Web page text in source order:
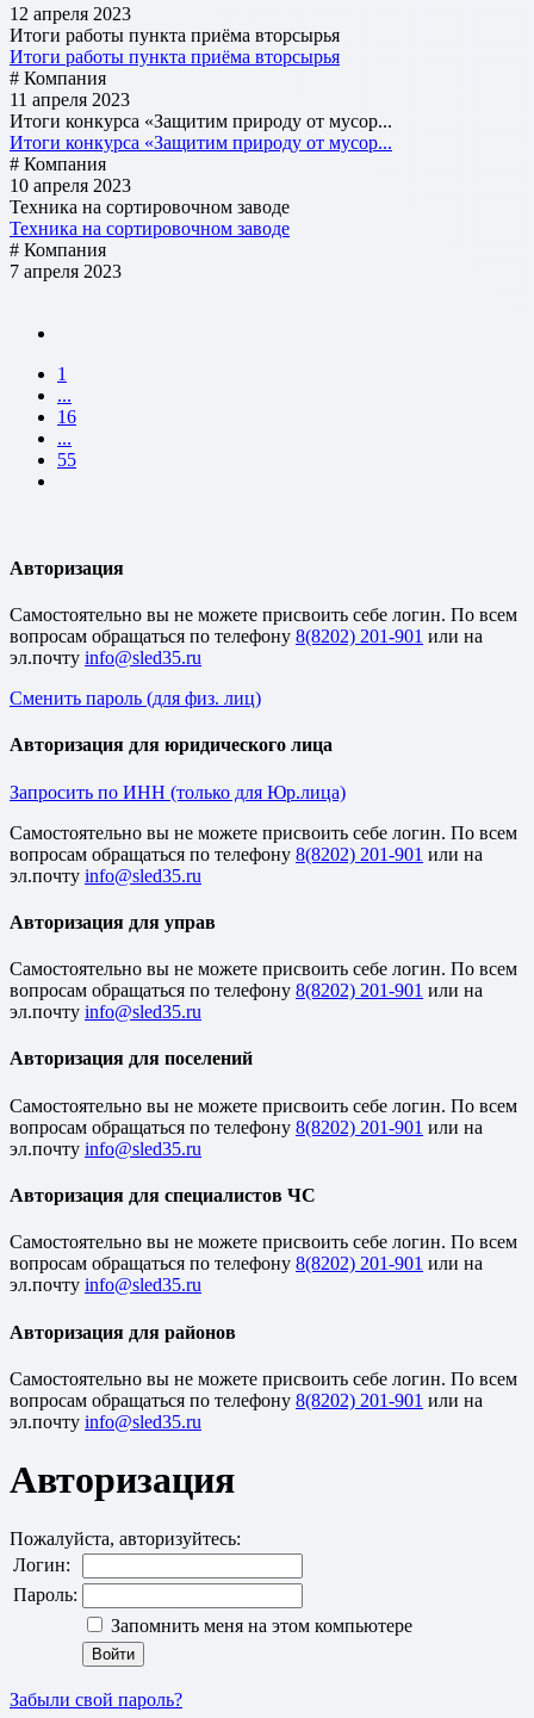
12 апреля 2023
Итоги работы пункта приёма вторсырья
Итоги работы пункта приёма вторсырья
# Компания
11 апреля 2023
Итоги конкурса «Защитим природу от мусор...
Итоги конкурса «Защитим природу от мусор...
# Компания
10 апреля 2023
Техника на сортировочном заводе
Техника на сортировочном заводе
# Компания
7 апреля 2023
1
...
16
...
55
Авторизация
Cамостоятельно вы не можете присвоить себе логин. По всем
вопросам обращаться по телефону 8(8202) 201-901 или на
эл.почту
Сменить пароль (для физ. лиц)
Авторизация для юридического лица
Запросить по ИНН (только для Юр.лица)
Cамостоятельно вы не можете присвоить себе логин. По всем
вопросам обращаться по телефону 8(8202) 201-901 или на
эл.почту
Авторизация для управ
Cамостоятельно вы не можете присвоить себе логин. По всем
вопросам обращаться по телефону 8(8202) 201-901 или на
эл.почту
Авторизация для поселений
Cамостоятельно вы не можете присвоить себе логин. По всем
вопросам обращаться по телефону 8(8202) 201-901 или на
эл.почту
Авторизация для специалистов ЧС
Cамостоятельно вы не можете присвоить себе логин. По всем
вопросам обращаться по телефону 8(8202) 201-901 или на
эл.почту
Авторизация для районов
Cамостоятельно вы не можете присвоить себе логин. По всем
вопросам обращаться по телефону 8(8202) 201-901 или на
эл.почту
Авторизация
Пожалуйста, авторизуйтесь:
Логин:
Пароль:
Запомнить меня на этом компьютере
Забыли свой пароль?